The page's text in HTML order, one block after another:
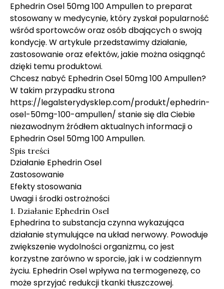
Ephedrin Osel 50mg 100 Ampullen to preparat
stosowany w medycynie, który zyskał popularność
wśród sportowców oraz osób dbających o swoją
kondycję. W artykule przedstawimy działanie,
zastosowanie oraz efektów, jakie można osiągnąć
dzięki temu produktowi.
Chcesz nabyć Ephedrin Osel 50mg 100 Ampullen?
W takim przypadku strona
https://legalsterydysklep.com/produkt/ephedrin-
osel-50mg-100-ampullen/ stanie się dla Ciebie
niezawodnym źródłem aktualnych informacji o
Ephedrin Osel 50mg 100 Ampullen.
Spis treści
Działanie Ephedrin Osel
Zastosowanie
Efekty stosowania
Uwagi i środki ostrożności
1. Działanie Ephedrin Osel
Ephedrina to substancja czynna wykazująca
działanie stymulujące na układ nerwowy. Powoduje
zwiększenie wydolności organizmu, co jest
korzystne zarówno w sporcie, jak i w codziennym
życiu. Ephedrin Osel wpływa na termogenezę, co
może sprzyjać redukcji tkanki tłuszczowej.